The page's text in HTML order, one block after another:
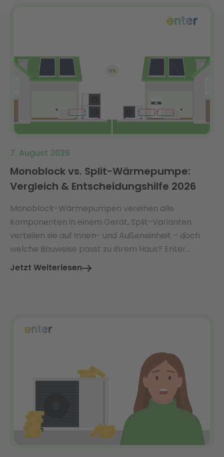
7. August 2026
Monoblock vs. Split-Wärmepumpe:
Vergleich & Entscheidungshilfe 2026
Monoblock-Wärmepumpen vereinen alle
Komponenten in einem Gerät, Split-Varianten
verteilen sie auf Innen- und Außeneinheit – doch
welche Bauweise passt zu Ihrem Haus? Enter
vergleicht beide Systeme und zeigt, worauf es bei
Jetzt Weiterlesen